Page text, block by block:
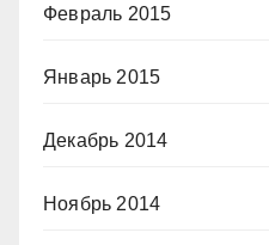
Февраль 2015
Январь 2015
Декабрь 2014
Ноябрь 2014